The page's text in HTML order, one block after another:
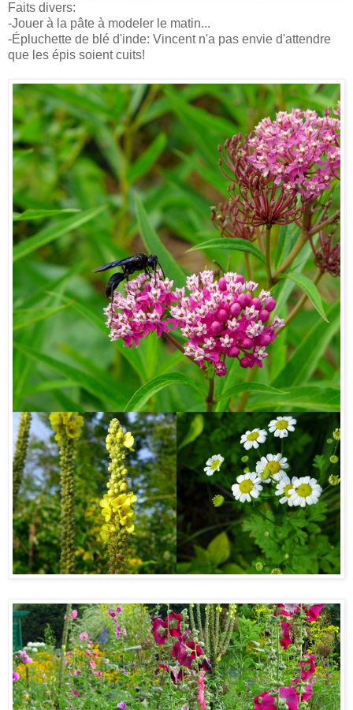
Faits divers:
-Jouer à la pâte à modeler le matin...
-Épluchette de blé d'inde: Vincent n'a pas envie d'attendre
que les épis soient cuits!